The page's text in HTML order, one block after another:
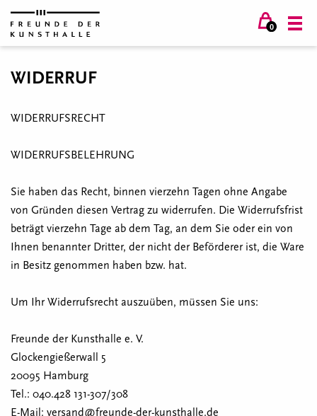
0
WIDERRUF
WIDERRUFSRECHT
WIDERRUFSBELEHRUNG
Sie haben das Recht, binnen vierzehn Tagen ohne Angabe
von Gründen diesen Vertrag zu widerrufen. Die Widerrufsfrist
beträgt vierzehn Tage ab dem Tag, an dem Sie oder ein von
Ihnen benannter Dritter, der nicht der Beförderer ist, die Ware
in Besitz genommen haben bzw. hat.
Um Ihr Widerrufsrecht auszuüben, müssen Sie uns:
Freunde der Kunsthalle e. V.
Glockengießerwall 5
20095 Hamburg
Tel.: 040.428 131-307/308
E-Mail: versand@freunde-der-kunsthalle.de